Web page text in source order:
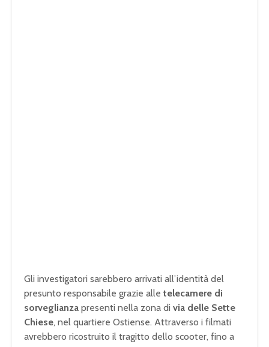
Gli investigatori sarebbero arrivati all’identità del
presunto responsabile grazie alle telecamere di
sorveglianza presenti nella zona di via delle Sette
Chiese, nel quartiere Ostiense. Attraverso i filmati
avrebbero ricostruito il tragitto dello scooter, fino a